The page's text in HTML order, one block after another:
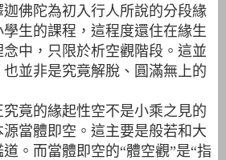
佛陀為初入行人所說的分段緣
生的課程，這程度還住在緣生
中，只限於析空觀階段。這並
並非是究竟解脫、圓滿無上的
的緣起性空不是小乘之見的
當體即空。這主要是般若和大
。而當體即空的“體空觀”是“指